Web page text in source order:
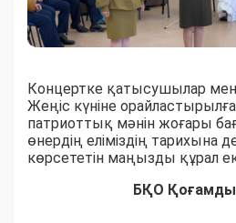
Концертке қатысушылар
Жеңіс күніне
патриоттық мәнін жоғары
өнердің еліміздің тарихына
көрсететін маңызды құрал
БҚО